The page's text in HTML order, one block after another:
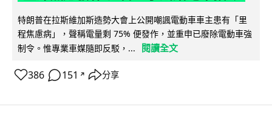
特朗普在拉斯維加斯造勢大會上公開嘲諷電動車車主患有「里
程焦慮病」，聲稱電量剩 75% 便發作，並重申已廢除電動車強
制令。惟專業車媒隨即反駁，...
閱讀全文
386 151 ↗ 分享